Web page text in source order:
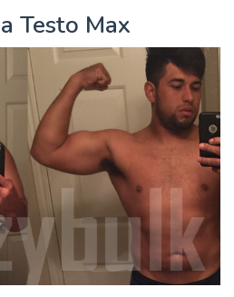
Testo Max